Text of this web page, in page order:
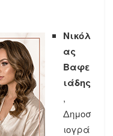
Νικόλ
ας
Βαφε
ιάδης
,
Δημοσ
ιογρά